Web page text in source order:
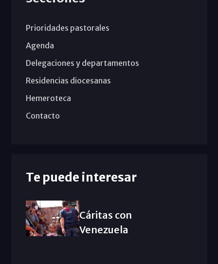
Prioridades pastorales
Agenda
Delegaciones y departamentos
Residencias diocesanas
Hemeroteca
Contacto
Te puede interesar
Cáritas con
Venezuela